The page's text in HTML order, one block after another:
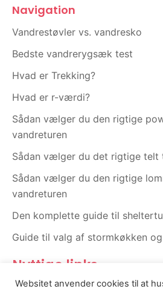
e
o
k
t
g
a
m
Navigation
Vandrestøvler vs. vandresko
Bedste vandrerygsæk test
Hvad er Trekking?
Hvad er r-værdi?
Sådan vælger du den rigtige
vandreturen
Sådan vælger du det rigtige telt
Sådan vælger du den rigtige
vandreturen
Den komplette guide til
Guide til valg af stormkøkken
Nyttige links
Websitet anvender cookies til at